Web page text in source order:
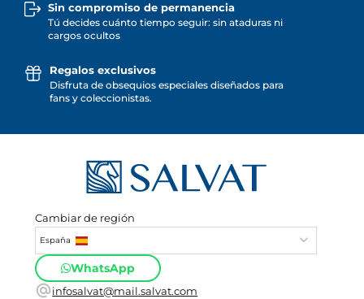
Sin compromiso de permanencia
Tú decides cuánto tiempo seguir: sin ataduras ni
cargos ocultos
Regalos exclusivos
Disfruta de obsequios especiales diseñados para
fans y coleccionistas.
Cambiar de región
España
WhatsApp
infosalvat@mail.salvat.com